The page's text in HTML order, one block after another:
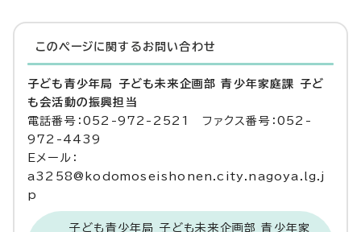
このページに関する お問い合わせ
子ども青少年局 子ども未来企画部 青少年家庭課 子ど
も会活動の振興担当
電話番号：052-972-2521 ファクス番号：052-
972-4439
Eメール：
a3258@kodomoseishonen.city.nagoya.lg.j
p
子ども青少年局 子ども未来企画部 青少年家